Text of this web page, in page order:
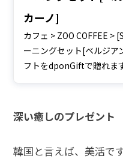
カーノ]
カフェ > ZOO COFFEE >
ーニングセット[ベルジア
フトをdponGiftで贈れます
深い癒しのプレゼント
韓国と言えば、美活で